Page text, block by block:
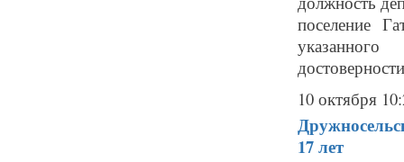
поселение
10 октября
17 лет